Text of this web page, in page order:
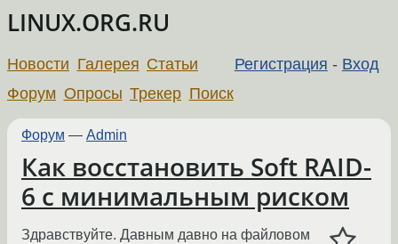
LINUX.ORG.RU
Регистрация - Вход
Новости Галерея Статьи
Форум Опросы Трекер Поиск
Форум — Admin
Как восстановить Soft RAID-
6 с минимальным риском
Здравствуйте. Давным давно на файловом